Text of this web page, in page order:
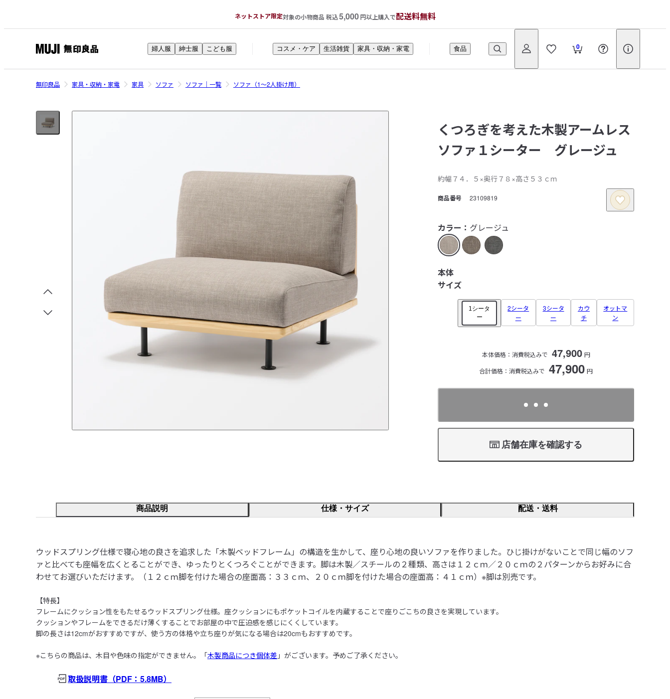
ネットストア限定対象の小物商品 税込5,000円以上購入で配送料無料
印
良
ネ
ッ
ト
0
婦人服 紳士服 こども服 コスメ・ケア 生活雑貨 家具・収納・家電 食品
無印良品 家具・収納・家電 家具 ソファ ソファ｜一覧 ソファ（1～2人掛け用）
くつろぎを考えた木製アームレス
ソファ１シーター グレージュ
約幅７４．５×奥行７８×高さ５３ｃｍ
商品番号 23109819
カラー： グレージュ
本体
サイズ
1シータ
ー
2シータ
ー
3シータ
ー
カウ
チ
オットマ
ン
本体価格： 消費税込みで 47,900 円
合計価格：消費税込みで 47,900 円
店舗在庫を確認する
商品説明 仕様・サイズ 配送・送料
ウッドスプリング仕様で寝心地の良さを追求した「木製ベッドフレーム」の構造を生かして、座り心地の良いソファを作りました。ひじ掛けがないことで同じ幅のソフ
ァと比べても座幅を広くとることができ、ゆったりとくつろぐことができます。脚は木製／スチールの２種類、高さは１２ｃｍ／２０ｃｍの２パターンからお好みに合
わせてお選びいただけます。（１２ｃｍ脚を付けた場合の座面高：３３ｃｍ、２０ｃｍ脚を付けた場合の座面高：４１ｃｍ）※脚は別売です。
【特長】
フレームにクッション性をもたせるウッドスプリング仕様。座クッションにもポケットコイルを内蔵することで座りごこちの良さを実現しています。
クッションやフレームをできるだけ薄くすることでお部屋の中で圧迫感を感じにくくしています。
脚の長さは12cmがおすすめですが、使う方の体格や立ち座りが気になる場合は20cmもおすすめです。
※こちらの商品は、木目や色味の指定ができません。「木製商品につき個体差 」がございます。予めご了承ください。
取扱説明書 （PDF：5.8MB）